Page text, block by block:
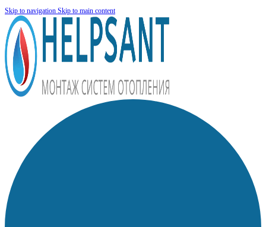
Skip to navigation Skip to main content